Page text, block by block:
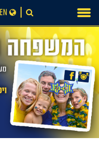
content
EN